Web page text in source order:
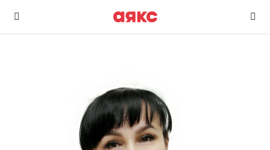
г. Горячий Ключ
Избранное
0 объявлений
Сравнение
0 объявлений